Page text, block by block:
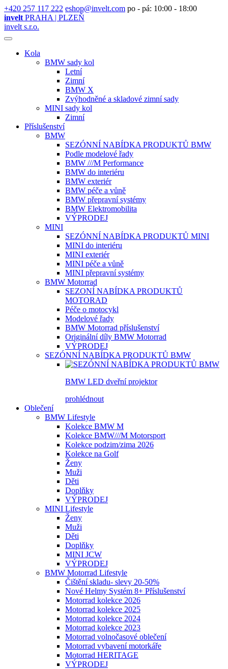
+420 257 117 222 eshop@invelt.com po - pá: 10:00 - 18:00
invelt PRAHA | PLZEŇ
invelt s.r.o.
Kola
BMW sady kol
Letní
Zimní
BMW X
Zvýhodněné a skladové zimní sady
MINI sady kol
Zimní
Příslušenství
BMW
SEZÓNNÍ NABÍDKA PRODUKTŮ BMW
Podle modelové řady
BMW ///M Performance
BMW do interiéru
BMW exteriér
BMW péče a vůně
BMW přepravní systémy
BMW Elektromobilita
VÝPRODEJ
MINI
SEZÓNNÍ NABÍDKA PRODUKTŮ MINI
MINI do interiéru
MINI exteriér
MINI péče a vůně
MINI přepravní systémy
BMW Motorrad
SEZONÍ NABÍDKA PRODUKTŮ
MOTORAD
Péče o motocykl
Modelové řady
BMW Motorrad příslušenství
Originální díly BMW Motorrad
VÝPRODEJ
SEZÓNNÍ NABÍDKA PRODUKTŮ BMW
BMW LED dveřní projektor
prohlédnout
Oblečení
BMW Lifestyle
Kolekce BMW M
Kolekce BMW///M Motorsport
Kolekce podzim/zima 2026
Kolekce na Golf
Ženy
Muži
Děti
Doplňky
VÝPRODEJ
MINI Lifestyle
Ženy
Muži
Děti
Doplňky
MINI JCW
VÝPRODEJ
BMW Motorrad Lifestyle
Čištění skladu- slevy 20-50%
Nové Helmy Systém 8+ Příslušenství
Motorrad kolekce 2026
Motorrad kolekce 2025
Motorrad kolekce 2024
Motorrad kolekce 2023
Motorrad volnočasové oblečení
Motorrad vybavení motorkáře
Motorrad HERITAGE
VÝPRODEJ